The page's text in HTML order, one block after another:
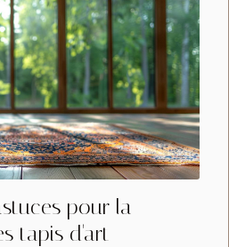
pour la
tapis d'art